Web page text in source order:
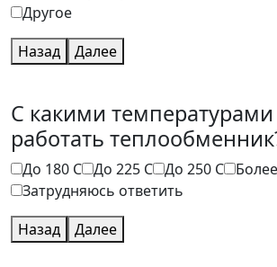
Другое
Назад
Далее
С какими температурами
работать
До 180 C До 225 C До 250 C
Затрудняюсь ответить
Назад
Далее